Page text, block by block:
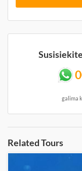
galima
Related Tours